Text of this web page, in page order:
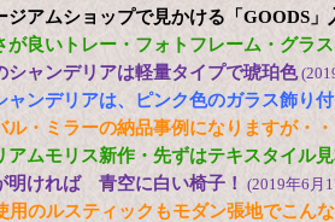
ジアムショップで見かける「GOODS」
が良いトレー・フォトフレーム・グラ
シャンデリアは軽量タイプで琥珀色
ャンデリアは、ピンク色のガラス飾り付
ル・ミラーの納品事例になりますが・
アムモリス新作・先ずはテキスタイル
明ければ 青空に白い椅子！ (2019年6月
用のルスティックもモダン張地でこん